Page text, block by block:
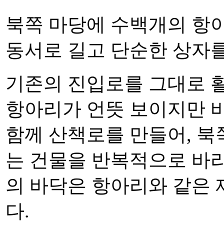
북쪽 마당에 수백개의 항
동서로 길고 단순한 상자
기존의 진입로를 그대로
항아리가 언뜻 보이지만
함께 산책로를 만들어,
는 건물을 반복적으로 바
의 바닥은 항아리와 같은
다.